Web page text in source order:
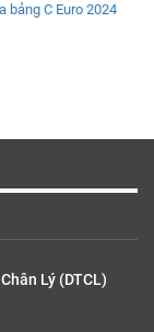
bảng C Euro 2024
Lý (DTCL)